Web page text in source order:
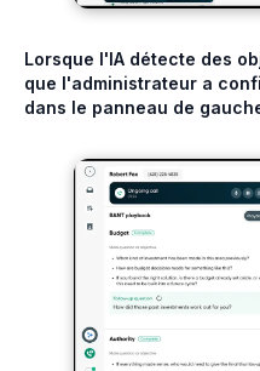
Lorsque l'IA détecte des
que l'administrateur a
dans le panneau de